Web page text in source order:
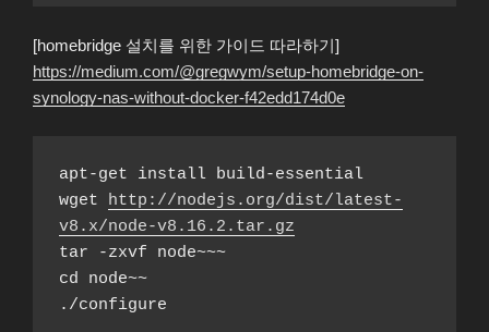
[homebridge 설치를 위한 가이드 따라하기]
https://medium.com/@gregwym/setup-homebridge-on-
synology-nas-without-docker-f42edd174d0e
apt-get install build-essential
wget http://nodejs.org/dist/latest-
v8.x/node-v8.16.2.tar.gz
tar -zxvf node~~~
cd node~~
./configure